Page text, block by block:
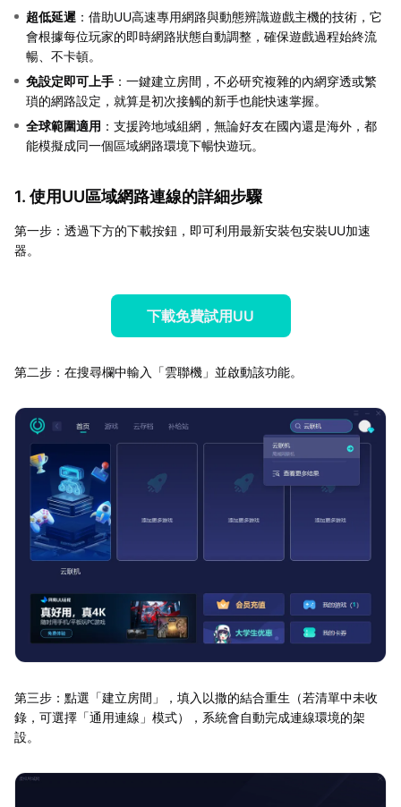
超低延遲 ：借助UU高速專用網路與動態辨識遊戲主機的技術，它
會根據每位玩家的即時網路狀態自動調整，確保遊戲過程始終流
暢、不卡頓。
免設定即可上手 ：一鍵建立房間，不必研究複雜的內網穿透或繁
瑣的網路設定，就算是初次接觸的新手也能快速掌握。
全球範圍適用 ：支援跨地域組網，無論好友在國內還是海外，都
能模擬成同一個區域網路環境下暢快遊玩。
1. 使用UU區域網路連線的詳細步驟
第一步：透過下方的下載按鈕，即可利用最新安裝包安裝UU加速
器。
下載免費試用UU
第二步：在搜尋欄中輸入「雲聯機」並啟動該功能。
第三步：點選「建立房間」，填入以撒的結合重生（若清單中未收
錄，可選擇「通用連線」模式），系統會自動完成連線環境的架
設。